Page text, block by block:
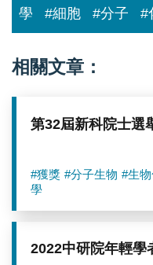
學
#細胞 #分子 #
相關文章：
第32屆新科院士選
#獲獎 #分子生物 #生
學
2022中研院年輕學